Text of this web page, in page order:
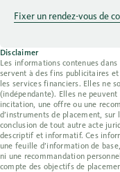
Fixer un rendez-vous de
Disclaimer
Les informations contenues
servent à des fins publicitaires
les services financiers. Elles ne
(indépendante). Elles ne
incitation, une offre ou une
d’instruments de placement,
conclusion de tout autre acte
descriptif et informatif. Ces
une feuille d’information de
ni une recommandation
compte des objectifs de